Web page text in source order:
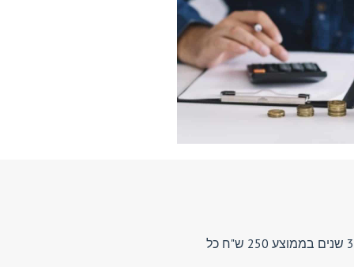
LTV — Lifetime Value — הוא הסכום הכולל שלקוח אחד מכניס לעסק שלך לאורך כל הקשר. אם לקוח קונה אצלך 4 פעמים בשנה במשך 3 שנים בממוצע 250 ש"ח כל